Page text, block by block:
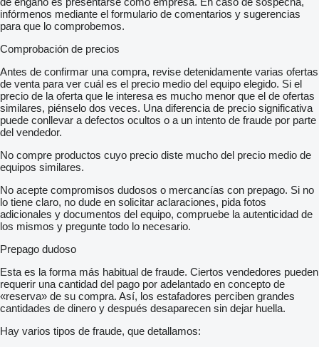
infórmenos mediante el formulario de comentarios y sugerencias
para que lo comprobemos.
Comprobación de precios
Antes de confirmar una compra, revise detenidamente varias ofertas
de venta para ver cuál es el precio medio del equipo elegido. Si el
precio de la oferta que le interesa es mucho menor que el de ofertas
similares, piénselo dos veces. Una diferencia de precio significativa
puede conllevar a defectos ocultos o a un intento de fraude por parte
del vendedor.
No compre productos cuyo precio diste mucho del precio medio de
equipos similares.
No acepte compromisos dudosos o mercancías con prepago. Si no
lo tiene claro, no dude en solicitar aclaraciones, pida fotos
adicionales y documentos del equipo, compruebe la autenticidad de
los mismos y pregunte todo lo necesario.
Prepago dudoso
Esta es la forma más habitual de fraude. Ciertos vendedores pueden
requerir una cantidad del pago por adelantado en concepto de
«reserva» de su compra. Así, los estafadores perciben grandes
cantidades de dinero y después desaparecen sin dejar huella.
Hay varios tipos de fraude, que detallamos: